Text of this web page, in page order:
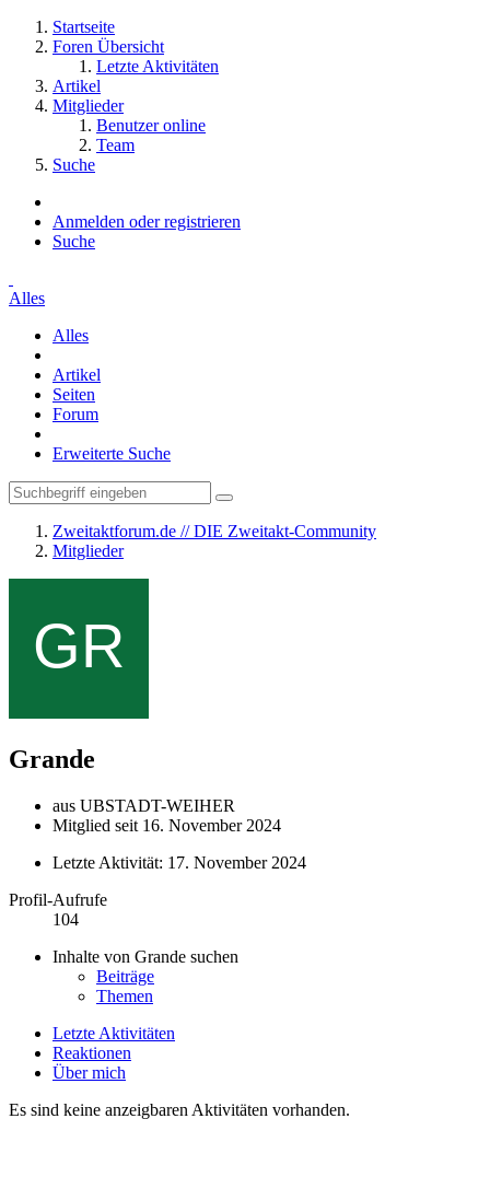
Startseite
Foren Übersicht
Letzte Aktivitäten
Artikel
Mitglieder
Benutzer online
Team
Suche
Anmelden oder registrieren
Suche
Alles
Alles
Artikel
Seiten
Forum
Erweiterte Suche
Zweitaktforum.de // DIE Zweitakt-Community
Mitglieder
Grande
aus UBSTADT-WEIHER
Mitglied seit 16. November 2024
Letzte Aktivität: 17. November 2024
Profil-Aufrufe
104
Inhalte von Grande suchen
Beiträge
Themen
Letzte Aktivitäten
Reaktionen
Über mich
Es sind keine anzeigbaren Aktivitäten vorhanden.